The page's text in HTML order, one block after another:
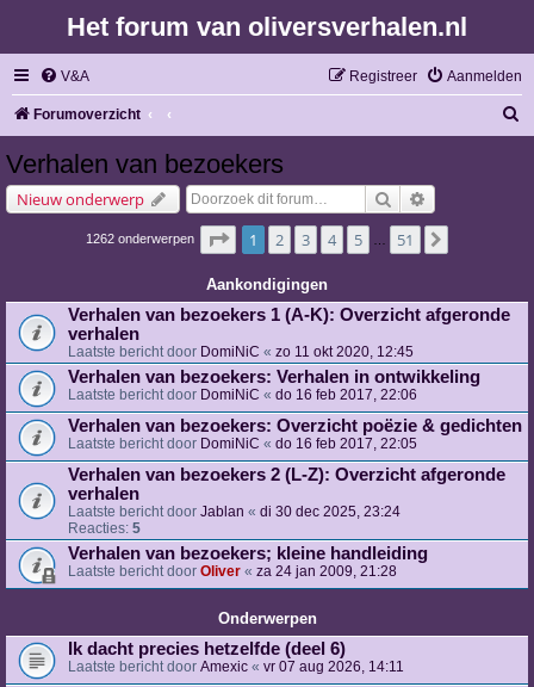
Het forum van oliversverhalen.nl
V&A Aanmelden
Registreer
Forumoverzicht
Verhalen van bezoekers
Nieuw onderwerp Zoek
1262 onderwerpen Pagina1 van 51
1 2 3 4 5 51
Aankondigingen
Verhalen van bezoekers 1 (A-K): Overzicht afgeronde
verhalen
Laatste bericht door DomiNiC « zo 11 okt 2020, 12:45
Verhalen van bezoekers: Verhalen in ontwikkeling
Laatste bericht door DomiNiC « do 16 feb 2017, 22:06
Verhalen van bezoekers: Overzicht poëzie & gedichten
Laatste bericht door DomiNiC « do 16 feb 2017, 22:05
Verhalen van bezoekers 2 (L-Z): Overzicht afgeronde
verhalen
Laatste bericht door Jablan « di 30 dec 2025, 23:24
Reacties: 5
Verhalen van bezoekers; kleine handleiding
Laatste bericht door Oliver « za 24 jan 2009, 21:28
Onderwerpen
Ik dacht precies hetzelfde (deel 6)
Laatste bericht door Amexic « vr 07 aug 2026, 14:11